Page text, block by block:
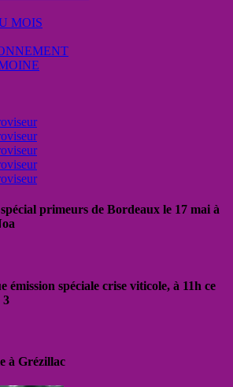
MOIS
primeurs de Bordeaux le 17 mai à
émission spéciale crise viticole, à 11h ce
3
à Grézillac